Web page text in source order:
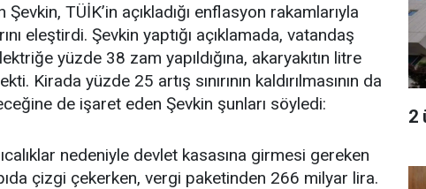
TÜİK’in açıkladığı enflasyon rakamlarıyla
eleştirdi. Şevkin yaptığı açıklamada, vatandaş
yüzde 38 zam yapıldığına, akaryakıtın litre
Kirada yüzde 25 artış sınırının kaldırılmasının da
de işaret eden Şevkin şunları söyledi:
nedeniyle devlet kasasına girmesi gereken
çizgi çekerken, vergi paketinden 266 milyar lira.
2